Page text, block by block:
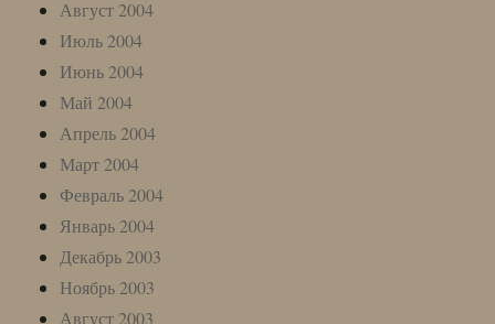
Август 2004
Июль 2004
Июнь 2004
Май 2004
Апрель 2004
Март 2004
Февраль 2004
Январь 2004
Декабрь 2003
Ноябрь 2003
Август 2003